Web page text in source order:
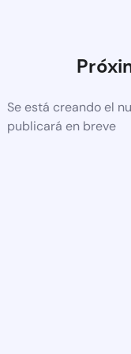
Se está creando el
publicará en breve